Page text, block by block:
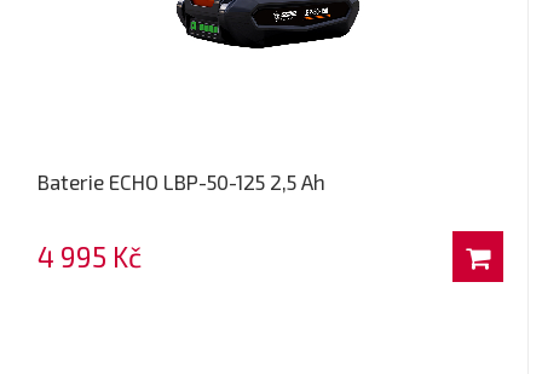
Baterie ECHO LBP-50-125 2,5 Ah
4 995 Kč